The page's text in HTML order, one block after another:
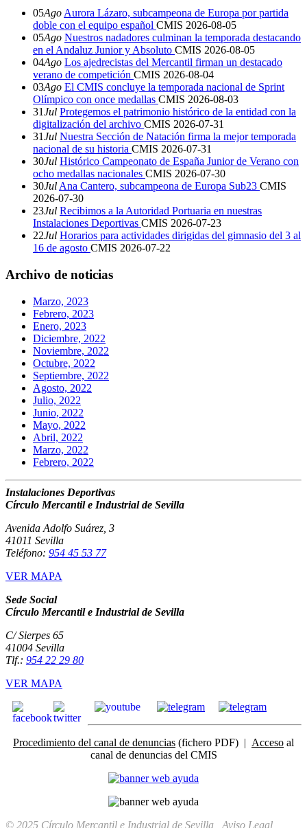
05Ago Aurora Lázaro, subcampeona de Europa por partida
doble con el equipo español CMIS 2026-08-05
05Ago Nuestros nadadores culminan la temporada destacando
en el Andaluz Junior y Absoluto CMIS 2026-08-05
04Ago Los ajedrecistas del Mercantil firman un destacado
verano de competición CMIS 2026-08-04
03Ago El CMIS concluye la temporada nacional de Sprint
Olímpico con once medallas CMIS 2026-08-03
31Jul Protegemos el patrimonio histórico de la entidad con la
digitalización del archivo CMIS 2026-07-31
31Jul Nuestra Sección de Natación firma la mejor temporada
nacional de su historia CMIS 2026-07-31
30Jul Histórico Campeonato de España Junior de Verano con
ocho medallas nacionales CMIS 2026-07-30
30Jul Ana Cantero, subcampeona de Europa Sub23 CMIS
2026-07-30
23Jul Recibimos a la Autoridad Portuaria en nuestras
Instalaciones Deportivas CMIS 2026-07-23
22Jul Horarios para actividades dirigidas del gimnasio del 3 al
16 de agosto CMIS 2026-07-22
Archivo de noticias
Marzo, 2023
Febrero, 2023
Enero, 2023
Diciembre, 2022
Noviembre, 2022
Octubre, 2022
Septiembre, 2022
Agosto, 2022
Julio, 2022
Junio, 2022
Mayo, 2022
Abril, 2022
Marzo, 2022
Febrero, 2022
Instalaciones Deportivas
Círculo Mercantil e Industrial de Sevilla
Avenida Adolfo Suárez, 3
41011 Sevilla
Teléfono: 954 45 53 77
VER MAPA
Sede Social
Círculo Mercantil e Industrial de Sevilla
C/ Sierpes 65
41004 Sevilla
Tlf.: 954 22 29 80
VER MAPA
Procedimiento del canal de denuncias (fichero PDF) | Acceso al
canal de denuncias del CMIS
© 2025 Círculo Mercantil e Industrial de Sevilla Aviso Legal